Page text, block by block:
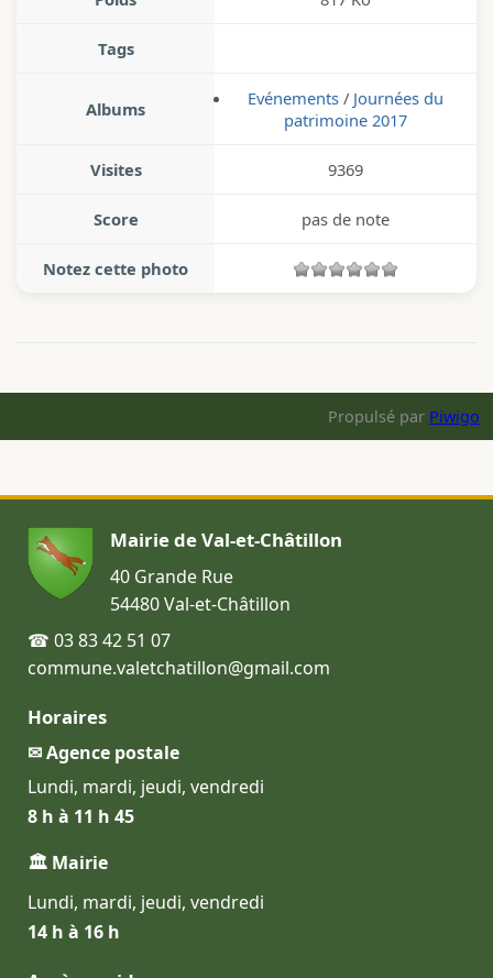
Tags
Albums Evénements / Journées du
patrimoine 2017
Visites 9369
Score pas de note
Notez cette photo
Propulsé par Piwigo
Mairie de Val-et-Châtillon
40 Grande Rue
54480 Val-et-Châtillon
☎ 03 83 42 51 07
commune.valetchatillon@gmail.com
Horaires
✉ Agence postale
Lundi, mardi, jeudi, vendredi
8 h à 11 h 45
🏛 Mairie
Lundi, mardi, jeudi, vendredi
14 h à 16 h